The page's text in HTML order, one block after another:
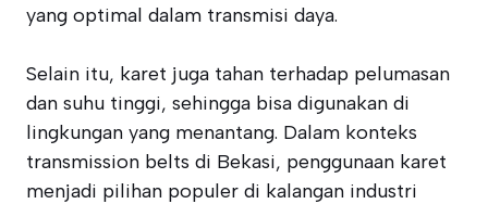
yang optimal dalam transmisi daya.
Selain itu, karet juga tahan terhadap pelumasan
dan suhu tinggi, sehingga bisa digunakan di
lingkungan yang menantang. Dalam konteks
transmission belts di Bekasi, penggunaan karet
menjadi pilihan populer di kalangan industri